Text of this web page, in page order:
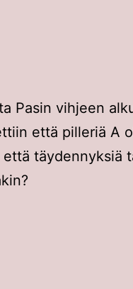
Pasin vihjeen
että pilleriä A
täydennyksiä